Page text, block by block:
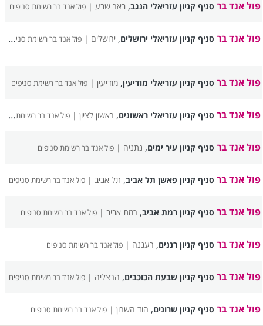
פול אנד בר סניף קניון עזריאלי הנגב,באר שבע |פול אנד בר רשימת סניפים
פול אנד בר סניף קניון עזריאלי ירושלים, ירושלים |פול אנד בר רשימת סניפים
פול אנד בר סניף קניון עזריאלי מודיעין,מודיעין |פול אנד בר רשימת סניפים
פול אנד בר סניף קניון עזריאלי ראשונים, ראשון לציון |פול אנד בר רשימת סניפים
פול אנד בר סניף קניון עיר ימים, נתניה |פול אנד בר רשימת סניפים
פול אנד בר סניף קניון פאשן תל אביב, תל אביב |פול אנד בר רשימת סניפים
פול אנד בר סניף קניון רמת אביב, רמת אביב |פול אנד בר רשימת סניפים
פול אנד בר סניף קניון רננים, רעננה |פול אנד בר רשימת סניפים
פול אנד בר סניף קניון שבעת הכוכבים, הרצליה |פול אנד בר רשימת סניפים
פול אנד בר סניף קניון שרונים, הוד השרון |פול אנד בר רשימת סניפים